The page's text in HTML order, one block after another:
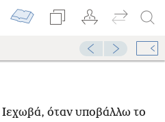
Ιεχωβά, όταν υποβάλλω το